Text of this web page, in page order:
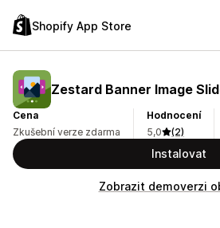
Shopify App Store
Zestard Banner Image
Cena
Zkušební verze zdarma
Hodnocení
5,0
(2)
Instalovat
Zobrazit demoverzi